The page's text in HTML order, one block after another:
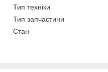
Тип техніки
Тип запчастини
Стан